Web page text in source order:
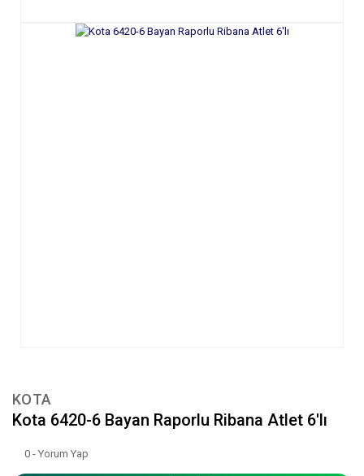
KOTA
Kota 6420-6 Bayan Raporlu Ribana Atlet 6'lı
0 - Yorum Yap